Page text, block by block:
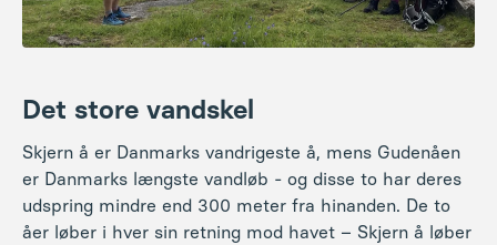
Det store vandskel
Skjern å er Danmarks vandrigeste å, mens Gudenåen
er Danmarks længste vandløb - og disse to har deres
udspring mindre end 300 meter fra hinanden. De to
åer løber i hver sin retning mod havet – Skjern å løber